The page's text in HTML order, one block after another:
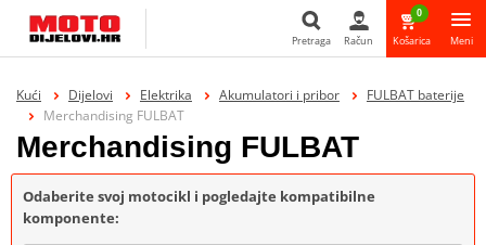
Pretraga
Pretraga Račun
0
Košarica Meni
Kući Dijelovi Elektrika Akumulatori i pribor
FULBAT baterije
Merchandising FULBAT
Merchandising FULBAT
Odaberite svoj motocikl i pogledajte kompatibilne
komponente: